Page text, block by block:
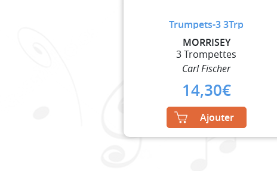
Trumpets-3 3Trp
MORRISEY
3 Trompettes
Carl Fischer
14,30€
Ajouter